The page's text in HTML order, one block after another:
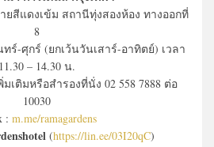
ยสีแดงเข้ม สถานีทุ่งสองห้อง ทางออกที่
8
ร์-ศุกร์ (ยกเว้นวันเสาร์-อาทิตย์) เวลา
11.30 – 14.30 น.
เติมหรือสำรองที่นั่ง 02 558 7888 ต่อ
10030
: m.me/ramagardens
(https://lin.ee/03I20qC)